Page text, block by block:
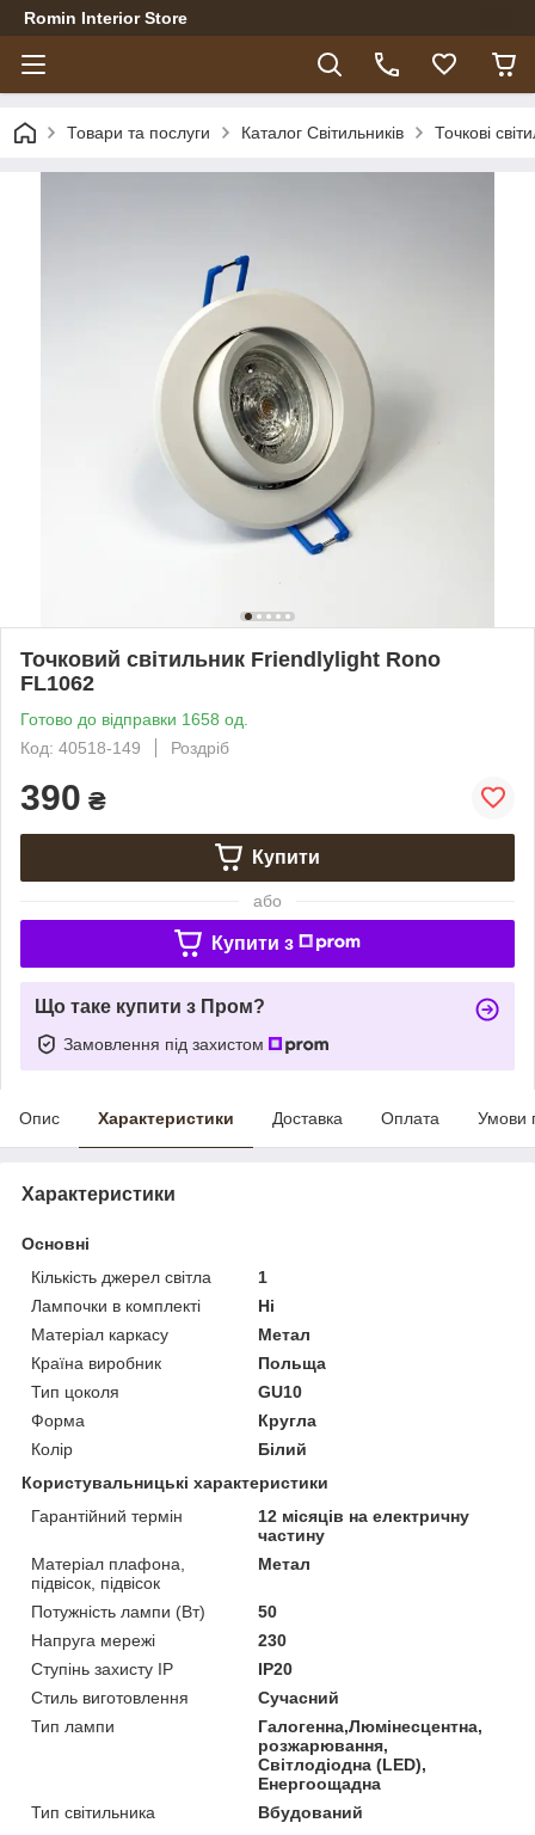
Romin Interior Store
Товари та послуги Каталог Світильників Точкові
Точковий світильник Friendlylight Rono
FL1062
Готово до відправки 1658 од.
Код: 40518-149
Роздріб
390 ₴
Купити
або
Купити з
Що таке купити з Пром?
Замовлення під захистом
Опис Характеристики Доставка Оплата Умови
Характеристики
Основні
Кількість джерел світла
1
Лампочки в комплекті
Ні
Матеріал каркасу
Метал
Країна виробник
Польща
Тип цоколя
GU10
Форма
Кругла
Колір
Білий
Користувальницькі характеристики
Гарантійний термін
12 місяців на електричну
частину
Матеріал плафона,
підвісок, підвісок
Метал
Потужність лампи (Вт)
50
Напруга мережі
230
Ступінь захисту IP
IP20
Стиль виготовлення
Сучасний
Тип лампи
Галогенна,Люмінесцентна,
розжарювання,
Світлодіодна (LED),
Енергоощадна
Тип світильника
Вбудований